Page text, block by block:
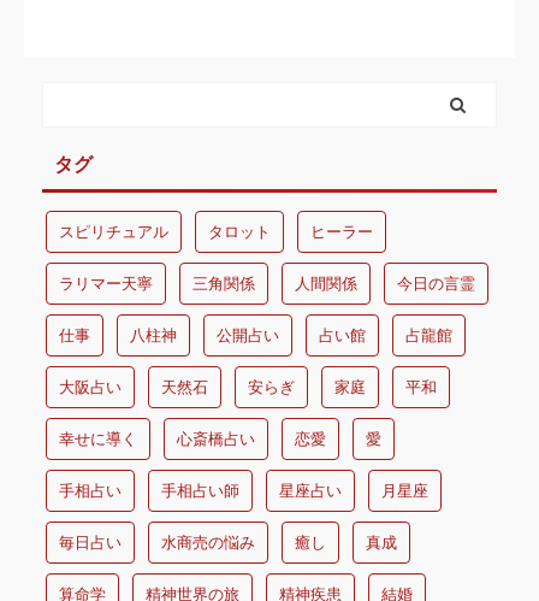
タグ
スピリチュアル タロット ヒーラー
ラリマー天寧 三角関係 人間関係 今日の言霊
仕事 八柱神 公開占い 占い館 占龍館
大阪占い 天然石 安らぎ 家庭 平和
幸せに導く 心斎橋占い 恋愛 愛
手相占い 手相占い師 星座占い 月星座
毎日占い 水商売の悩み 癒し 真成
算命学 精神世界の旅 精神疾患 結婚